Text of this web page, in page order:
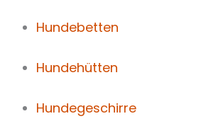
Hundebetten
Hundehütten
Hundegeschirre